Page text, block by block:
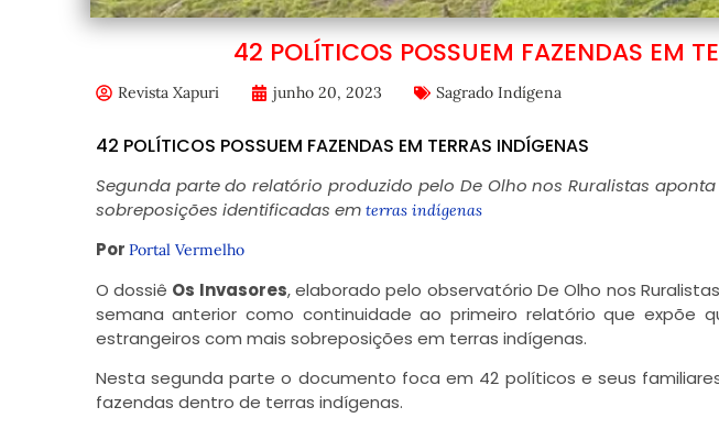
42 POLÍTICOS POSSUEM FAZENDAS EM
Revista Xapuri junho 20, 2023 Sagrado Indígena
42 POLÍTICOS POSSUEM FAZENDAS EM TERRAS INDÍGENAS
Segunda parte do relatório produzido pelo De Olho nos Ruralistas
sobreposições identificadas emterras indígenas
Por Portal Vermelho
O dossiê Os Invasores, elaborado pelo observatório De Olho nos
semana anterior como continuidade ao primeiro relatório que expõe
estrangeiros com mais sobreposições em terras indígenas.
Nesta segunda parte o documento foca em 42 políticos e seus
fazendas dentro de terras indígenas.